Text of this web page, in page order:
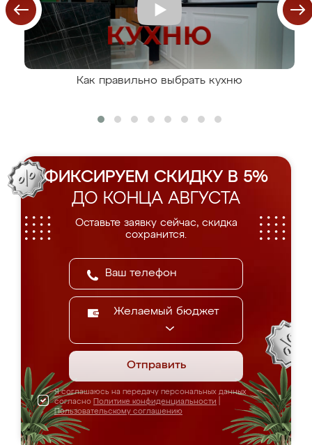
Как правильно выбрать кухню
ФИКСИРУЕМ СКИДКУ В 5%
ДО КОНЦА АВГУСТА
Оставьте заявку сейчас, скидка
сохранится.
Желаемый бюджет
Отправить
Я соглашаюсь на передачу персональных данных
согласно Политике конфиденциальности
Пользовательскому соглашению